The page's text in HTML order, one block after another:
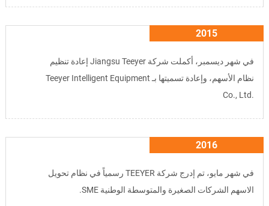
2015
في شهر ديسمبر، أكملت شركة Jiangsu Teeyer إعادة تنظيم
نظام الأسهم، وإعادة تسميتها بـTeeyer Intelligent Equipment
Co., Ltd.
2016
في شهر مايو، تم إدرج شركة TEEYER رسمياً في نظام تحويل
الاسهم الشركات الصغيرة والمتوسطة الوطنية SME.